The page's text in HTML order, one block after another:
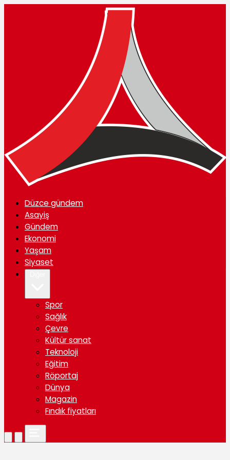
Düzce gündem
Asayiş
Gündem
Ekonomi
Yaşam
Siyaset
Spor
Sağlık
Çevre
Kültür sanat
Teknoloji
Eğitim
Röportaj
Dünya
Magazin
Fındık fiyatları